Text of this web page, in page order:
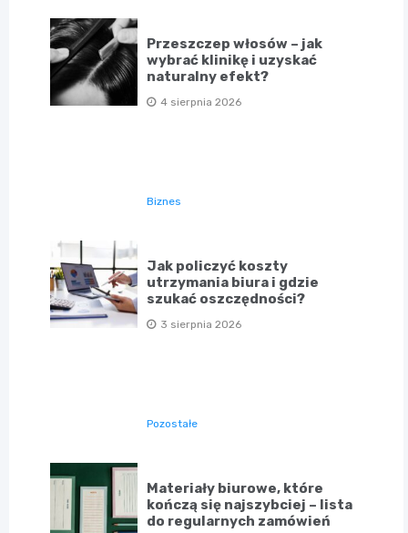
Przeszczep włosów – jak
wybrać klinikę i uzyskać
naturalny efekt?
4 sierpnia 2026
Biznes
Jak policzyć koszty
utrzymania biura i gdzie
szukać oszczędności?
3 sierpnia 2026
Pozostałe
Materiały biurowe, które
kończą się najszybciej – lista
do regularnych zamówień